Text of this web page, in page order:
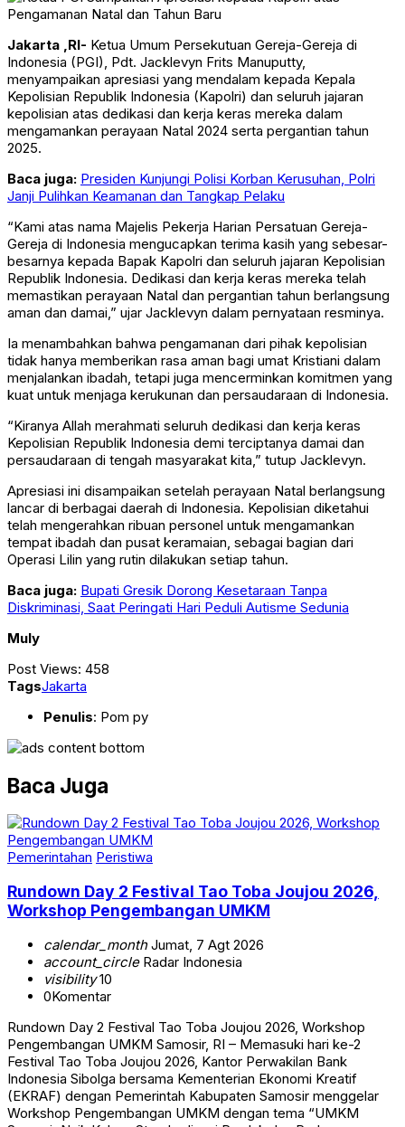
Jakarta ,RI- Ketua Umum Persekutuan Gereja-Gereja di
Indonesia (PGI), Pdt. Jacklevyn Frits Manuputty,
menyampaikan apresiasi yang mendalam kepada Kepala
Kepolisian Republik Indonesia (Kapolri) dan seluruh jajaran
kepolisian atas dedikasi dan kerja keras mereka dalam
mengamankan perayaan Natal 2024 serta pergantian tahun
2025.
Baca juga: Presiden Kunjungi Polisi Korban Kerusuhan, Polri
Janji Pulihkan Keamanan dan Tangkap Pelaku
“Kami atas nama Majelis Pekerja Harian Persatuan Gereja-
Gereja di Indonesia mengucapkan terima kasih yang sebesar-
besarnya kepada Bapak Kapolri dan seluruh jajaran Kepolisian
Republik Indonesia. Dedikasi dan kerja keras mereka telah
memastikan perayaan Natal dan pergantian tahun berlangsung
aman dan damai,” ujar Jacklevyn dalam pernyataan resminya.
Ia menambahkan bahwa pengamanan dari pihak kepolisian
tidak hanya memberikan rasa aman bagi umat Kristiani dalam
menjalankan ibadah, tetapi juga mencerminkan komitmen yang
kuat untuk menjaga kerukunan dan persaudaraan di Indonesia.
“Kiranya Allah merahmati seluruh dedikasi dan kerja keras
Kepolisian Republik Indonesia demi terciptanya damai dan
persaudaraan di tengah masyarakat kita,” tutup Jacklevyn.
Apresiasi ini disampaikan setelah perayaan Natal berlangsung
lancar di berbagai daerah di Indonesia. Kepolisian diketahui
telah mengerahkan ribuan personel untuk mengamankan
tempat ibadah dan pusat keramaian, sebagai bagian dari
Operasi Lilin yang rutin dilakukan setiap tahun.
Baca juga: Bupati Gresik Dorong Kesetaraan Tanpa
Diskriminasi, Saat Peringati Hari Peduli Autisme Sedunia
Muly
Post Views: 458
TagsJakarta
Penulis: Pom py
Baca Juga
Pemerintahan Peristiwa
Rundown Day 2 Festival Tao Toba Joujou 2026,
Workshop Pengembangan UMKM
calendar_monthJumat, 7 Agt 2026
account_circleRadar Indonesia
visibility10
0Komentar
Rundown Day 2 Festival Tao Toba Joujou 2026, Workshop
Pengembangan UMKM Samosir, RI – Memasuki hari ke-2
Festival Tao Toba Joujou 2026, Kantor Perwakilan Bank
Indonesia Sibolga bersama Kementerian Ekonomi Kreatif
(EKRAF) dengan Pemerintah Kabupaten Samosir menggelar
Workshop Pengembangan UMKM dengan tema “UMKM